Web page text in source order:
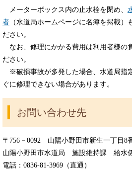
メーターボックス内の止水栓を閉め、
者 （水道局ホームページに名簿を掲載）
ださい。
なお、修理にかかる費用は利用者様の
ださい。
※破損事故が多発した場合、水道局指
ぐに修理できない場合があります。
お問い合わせ先
〒756－0092 山陽小野田市新生一丁目8
山陽小野田市水道局 施設維持課 給水
電話：0836-81-3969（直通）